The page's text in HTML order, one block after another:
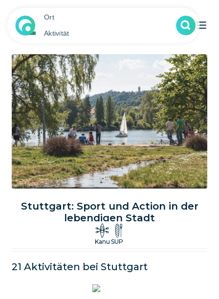
Ort
Aktivität
Stuttgart: Sport und Action in der
lebendigen Stadt
Genieße tolle Sporttouren, Kurse und Ausrüstungsverleih
Kanu SUP
21 Aktivitäten bei Stuttgart